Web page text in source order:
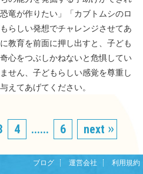
竜が作りたい」「カブトムシのロ
らしい発想でチャレンジさせてあ
教育を前面に押し出すと、子ども
心をつぶしかねないと危惧してい
せん、子どもらしい感覚を尊重し
えてあげてください。
4 ...... 6 next
ブログ 運営会社 利用規約